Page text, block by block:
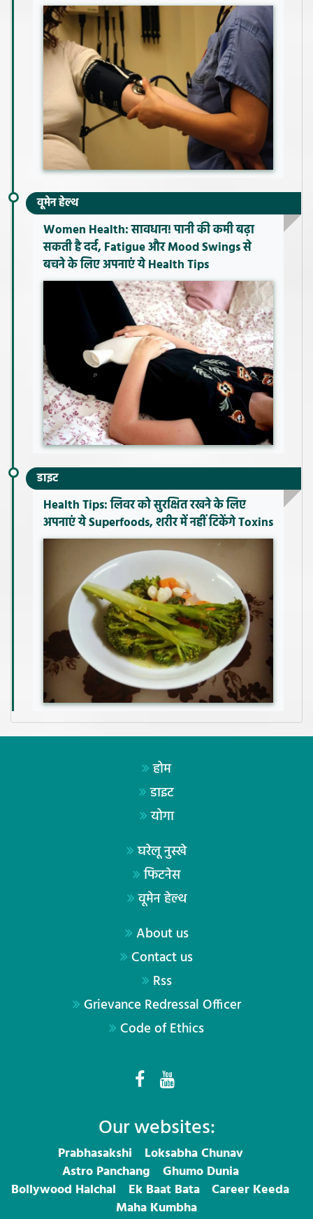
वूमेन हेल्थ
Women Health: सावधान! पानी की कमी बढ़ा
सकती है दर्द, Fatigue और Mood Swings से
बचने के लिए अपनाएं ये Health Tips
डाइट
Health Tips: लिवर को सुरक्षित रखने के लिए
अपनाएं ये Superfoods, शरीर में नहीं टिकेंगे Toxins
होम
डाइट
योगा
घरेलू नुस्खे
फिटनेस
वूमेन हेल्थ
About us
Contact us
Rss
Grievance Redressal Officer
Code of Ethics
Our websites:
Prabhasakshi
Loksabha Chunav
Astro Panchang
Ghumo Dunia
Bollywood Halchal
Ek Baat Bata
Career Keeda
Maha Kumbha